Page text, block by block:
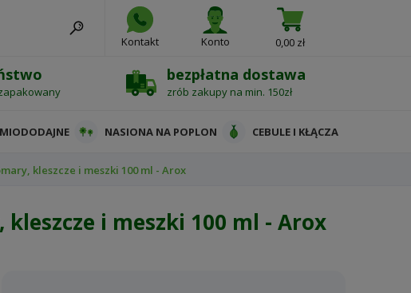
Kontakt Konto 0,00 zł
bezpłatna dostawa
zrób zakupy na min. 150zł
NASIONA NA POPLON CEBULE I KŁĄCZA
kleszcze i meszki 100 ml - Arox
i meszki 100 ml - Arox